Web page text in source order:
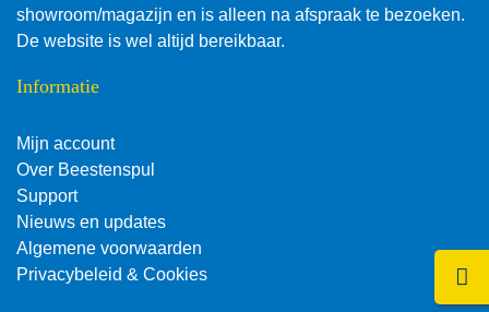
showroom/magazijn en is alleen na afspraak te bezoeken.
De website is wel altijd bereikbaar.
Informatie
Mijn account
Over Beestenspul
Support
Nieuws en updates
Algemene voorwaarden
Privacybeleid & Cookies